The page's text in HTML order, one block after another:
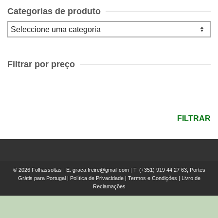
Categorias de produto
Filtrar por preço
FILTRAR
© 2026 Folhassoltas | E. graca.freire@gmail.com| T. (+351) 919 44 27 63, Portes
Grátis para Portugal
Política de Privacidade| Termos e Condições
Livro de
Reclamações